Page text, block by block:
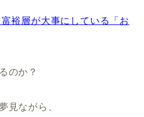
裕層が大事にしている「お
のか？
見ながら、